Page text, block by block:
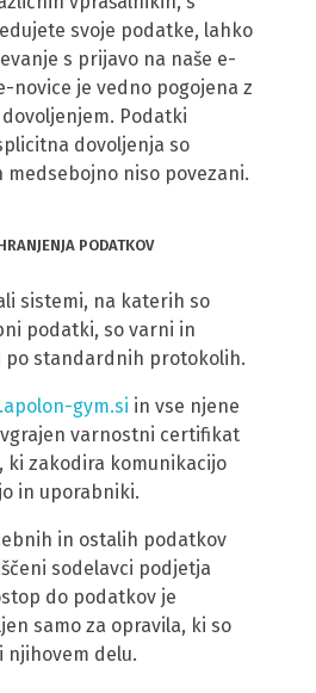
svoje podatke, lahko
s prijavo na naše e-
novice je vedno pogojena z
Podatki
dovoljenja so
niso povezani.
PODATKOV
sistemi, na katerih so
podatki, so varni in
po standardnih protokolih.
gym.si in vse njene
varnostni certifikat
ki zakodira komunikacijo
in uporabniki.
in ostalih podatkov
sodelavci podjetja
do podatkov je
samo za opravila, ki so
delu.